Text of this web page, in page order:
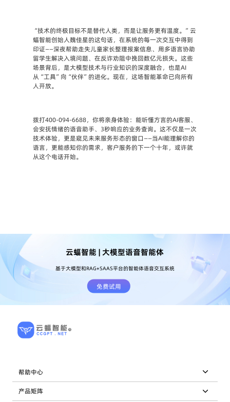
“技术的终极目标不是替代人类，而是让服务更有温度。”云
蝠智能创始人魏佳星的这句话，在系统的每一次交互中得到
印证——深夜帮助走失儿童家长整理报案信息、用多语言协助
留学生解决入境问题、在反诈劝阻中挽回数亿元损失。这些
场景背后，是大模型技术与行业知识的深度融合，也是AI
从“工具”向“伙伴”的进化。现在，这场智能革命已向所有
人开放。
拨打400-094-6688，你将亲身体验：能听懂方言的AI客服、
会安抚情绪的语音助手、3秒响应的业务查询。这不仅是一次
技术体验，更是窥见未来服务形态的窗口——当AI能理解你的
语言，更能感知你的需求，客户服务的下一个十年，或许就
从这个电话开始。
云蝠智能 | 大模型语音智能体
基于大模型和RAG+SAAS平台的智能体语音交互系统
免费试用
帮助中心
产品矩阵